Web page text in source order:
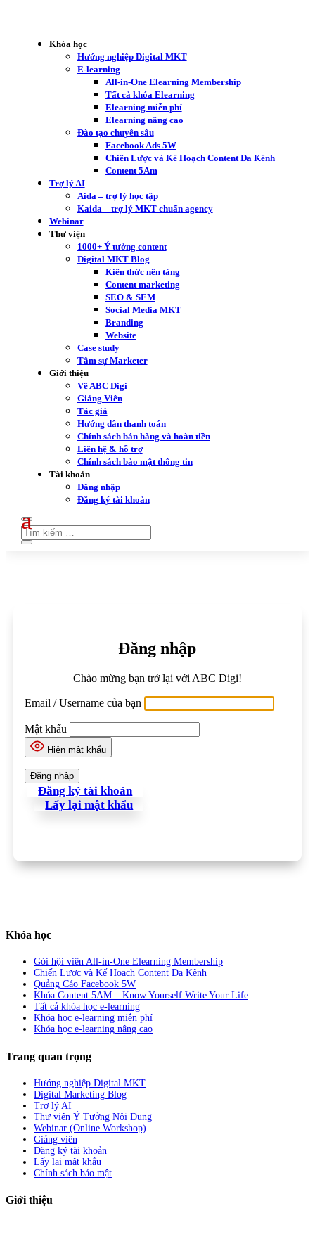
Khóa học
Hướng nghiệp Digital MKT
E-learning
All-in-One Elearning Membership
Tất cả khóa Elearning
Elearning miễn phí
Elearning nâng cao
Đào tạo chuyên sâu
Facebook Ads 5W
Chiến Lược và Kế Hoạch Content Đa Kênh
Content 5Am
Trợ lý AI
Aida – trợ lý học tập
Kaida – trợ lý MKT chuẩn agency
Webinar
Thư viện
1000+ Ý tưởng content
Digital MKT Blog
Kiến thức nền tảng
Content marketing
SEO & SEM
Social Media MKT
Branding
Website
Case study
Tâm sự Marketer
Giới thiệu
Về ABC Digi
Giảng Viên
Tác giả
Hướng dẫn thanh toán
Chính sách bán hàng và hoàn tiền
Liên hệ & hỗ trợ
Chính sách bảo mật thông tin
Tài khoản
Đăng nhập
Đăng ký tài khoản
Đăng nhập
Chào mừng bạn trở lại với ABC Digi!
Email / Username của bạn
Mật khẩu
Hiện mật khẩu
Đăng ký tài khoản
Lấy lại mật khẩu
Khóa học
Gói hội viên All-in-One Elearning Membership
Chiến Lược và Kế Hoạch Content Đa Kênh
Quảng Cáo Facebook 5W
Khóa Content 5AM – Know Yourself Write Your Life
Tất cả khóa học e-learning
Khóa học e-learning miễn phí
Khóa học e-learning nâng cao
Trang quan trọng
Hướng nghiệp Digital MKT
Digital Marketing Blog
Trợ lý AI
Thư viện Ý Tưởng Nội Dung
Webinar (Online Workshop)
Giảng viên
Đăng ký tài khoản
Lấy lại mật khẩu
Chính sách bảo mật
Giới thiệu